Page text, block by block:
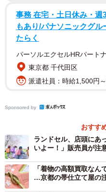
マンホールカードは、マン
所が分かるのが特徴だ。国
発行を始め、マンホールの
大津市のカードは、ガンダ
コグループが同市に寄贈し
れたマンホールがモチーフ
事務 在宅・土日休み・
もあり/パナソニックグ
たらく
パーソルエクセルHRパート
東京都 千代田区
派遣社員：時給1,500円
Sponsored by
おすす
ランドセル、店頭にあ
いよー！」販売員が注
「着物の高額買取なん
…京都の帯仕立て屋の